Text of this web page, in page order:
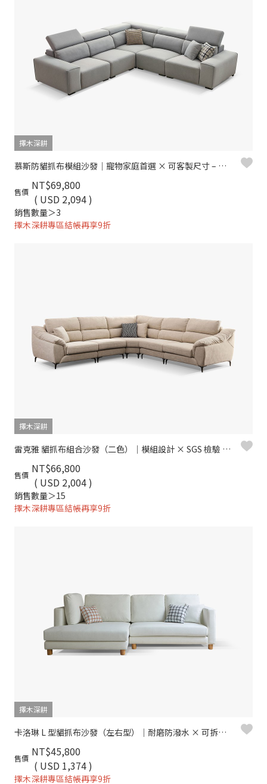
擇木深耕
慕斯防貓抓布模組沙發｜寵物家庭首選 × 可客製尺寸 – 擇木深耕
售價 NT$69,800
( USD 2,094 )
銷售數量＞3
擇木深耕專區結帳再享9折
擇木深耕
雷克雅 貓抓布組合沙發（二色）｜模組設計 × SGS 檢驗 × 耐磨防潑水 – 擇木深耕
售價 NT$66,800
( USD 2,004 )
銷售數量＞15
擇木深耕專區結帳再享9折
擇木深耕
卡洛琳 L 型貓抓布沙發（左右型）｜耐磨防潑水 × 可拆洗布套 × 親子寵物首選 – 擇木深耕
售價 NT$45,800
( USD 1,374 )
擇木深耕專區結帳再享9折